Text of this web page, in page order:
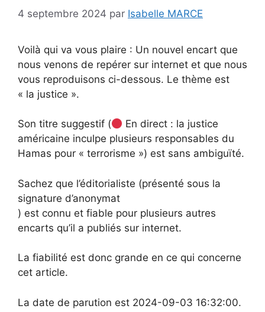
4 septembre 2024 par Isabelle MARCE
Voilà qui va vous plaire : Un nouvel encart que
nous venons de repérer sur internet et que nous
vous reproduisons ci-dessous. Le thème est
« la justice ».
Son titre suggestif (
En direct : la justice
américaine inculpe plusieurs responsables du
Hamas pour « terrorisme ») est sans ambiguïté.
Sachez que l’éditorialiste (présenté sous la
signature d’anonymat
) est connu et fiable pour plusieurs autres
encarts qu’il a publiés sur internet.
La fiabilité est donc grande en ce qui concerne
cet article.
La date de parution est 2024-09-03 16:32:00.